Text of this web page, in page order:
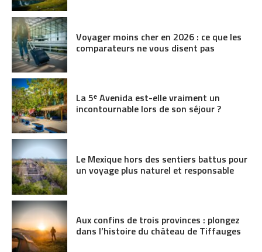
Voyager moins cher en 2026 : ce que les
comparateurs ne vous disent pas
La 5ᵉ Avenida est-elle vraiment un
incontournable lors de son séjour ?
Le Mexique hors des sentiers battus pour
un voyage plus naturel et responsable
Aux confins de trois provinces : plongez
dans l’histoire du château de Tiffauges